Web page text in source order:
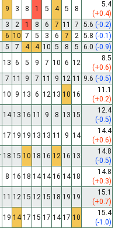
9 3 8 1 5 4 5 8
5.4
(+0.4)
3 2 1 8 6 7 11 7 5.6 (-0.2)
6 10 7 5 3 6 7 2 5.8 (-0.1)
5 7 4 4 10 5 8 5 6.0 (-0.9)
13 6 5 9 7 10 6 12
8.5
(+0.6)
7 11 9 7 11 9 12 11 9.6 (-0.5)
10 9 13 6 12 13 10 16
11.1
(+0.2)
14 13 16 11 9 8 13 15
12.4
(-0.5)
17 19 19 13 13 11 9 14
14.4
(+0.6)
18 15 10 18 16 12 16 13
14.8
(-0.5)
8 16 18 14 14 16 14 18
14.8
(+0.3)
11 12 15 12 15 18 19 19
15.1
(+0.7)
19 14 17 15 17 14 17 10
15.4
(-1.0)